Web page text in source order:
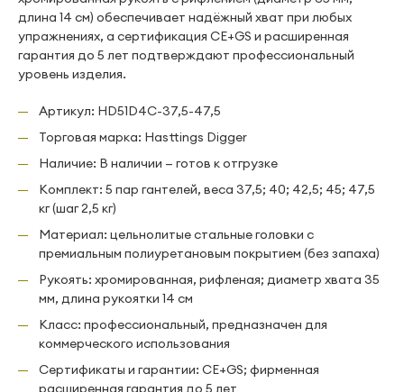
длина 14 см) обеспечивает надёжный хват при любых
упражнениях, а сертификация CE+GS и расширенная
гарантия до 5 лет подтверждают профессиональный
уровень изделия.
Артикул: HD51D4C-37,5-47,5
Торговая марка: Hasttings Digger
Наличие: В наличии — готов к отгрузке
Комплект: 5 пар гантелей, веса 37,5; 40; 42,5; 45; 47,5
кг (шаг 2,5 кг)
Материал: цельнолитые стальные головки с
премиальным полиуретановым покрытием (без запаха)
Рукоять: хромированная, рифленая; диаметр хвата 35
мм, длина рукоятки 14 см
Класс: профессиональный, предназначен для
коммерческого использования
Сертификаты и гарантии: CE+GS; фирменная
расширенная гарантия до 5 лет